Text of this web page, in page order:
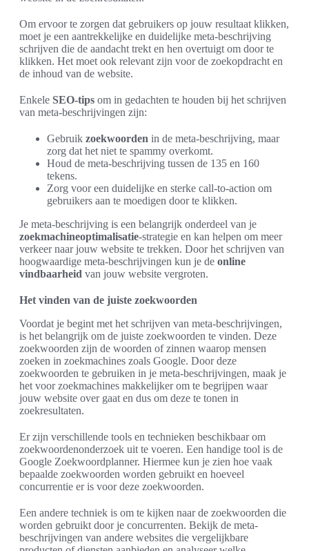
Om ervoor te zorgen dat gebruikers op jouw resultaat klikken,
moet je een aantrekkelijke en duidelijke meta-beschrijving
schrijven die de aandacht trekt en hen overtuigt om door te
klikken. Het moet ook relevant zijn voor de zoekopdracht en
de inhoud van de website.
Enkele SEO-tips om in gedachten te houden bij het schrijven
van meta-beschrijvingen zijn:
Gebruik zoekwoorden in de meta-beschrijving, maar
zorg dat het niet te spammy overkomt.
Houd de meta-beschrijving tussen de 135 en 160
tekens.
Zorg voor een duidelijke en sterke call-to-action om
gebruikers aan te moedigen door te klikken.
Je meta-beschrijving is een belangrijk onderdeel van je
zoekmachineoptimalisatie-strategie en kan helpen om meer
verkeer naar jouw website te trekken. Door het schrijven van
hoogwaardige meta-beschrijvingen kun je de online
vindbaarheid van jouw website vergroten.
Het vinden van de juiste zoekwoorden
Voordat je begint met het schrijven van meta-beschrijvingen,
is het belangrijk om de juiste zoekwoorden te vinden. Deze
zoekwoorden zijn de woorden of zinnen waarop mensen
zoeken in zoekmachines zoals Google. Door deze
zoekwoorden te gebruiken in je meta-beschrijvingen, maak je
het voor zoekmachines makkelijker om te begrijpen waar
jouw website over gaat en dus om deze te tonen in
zoekresultaten.
Er zijn verschillende tools en technieken beschikbaar om
zoekwoordenonderzoek uit te voeren. Een handige tool is de
Google Zoekwoordplanner. Hiermee kun je zien hoe vaak
bepaalde zoekwoorden worden gebruikt en hoeveel
concurrentie er is voor deze zoekwoorden.
Een andere techniek is om te kijken naar de zoekwoorden die
worden gebruikt door je concurrenten. Bekijk de meta-
beschrijvingen van andere websites die vergelijkbare